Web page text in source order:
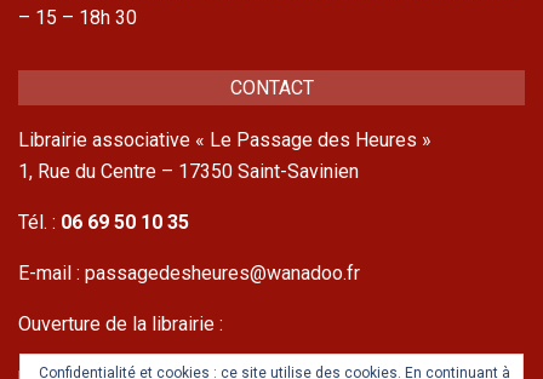
– 15 – 18h 30
CONTACT
Librairie associative « Le Passage des Heures »
1, Rue du Centre – 17350 Saint-Savinien
Tél. : 06 69 50 10 35
E-mail : passagedesheures@wanadoo.fr
Ouverture de la librairie :
Confidentialité et cookies : ce site utilise des cookies. En continuant à